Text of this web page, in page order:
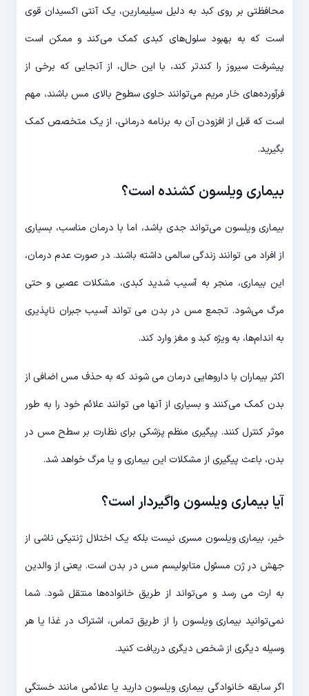
محافظتی بر روی کبد به دلیل سیلیمارین، یک آنتی اکسیدان قوی
است که به بهبود سلول‌های کبدی کمک می‌کند و ممکن است
پیشرفت سیروز را کندتر کند، با این حال، از آنجایی که برخی از
فرآورده‌های خار مریم می‌توانند حاوی سطوح بالای مس باشند، مهم
است که قبل از افزودن آن به برنامه درمانی، از یک متخصص کمک
بگیرید.
بیماری ویلسون کشنده است؟
بیماری ویلسون می‌تواند جدی باشد، اما با درمان مناسب، بسیاری
از افراد می توانند زندگی سالمی داشته باشند. در صورت عدم درمان،
این بیماری، منجر به آسیب شدید کبدی، مشکلات عصبی و حتی
مرگ می‌شود. تجمع مس در بدن می تواند آسیب جبران ناپذیری
به اندام‌ها، به ویژه کبد و مغز وارد کند.
اکثر بیماران با داروهایی درمان می شوند که به حذف مس اضافی از
بدن کمک می‌کنند و بسیاری از آنها می توانند علائم خود را به طور
موثر کنترل کنند. پیگیری منظم پزشکی برای نظارت بر سطح مس در
بدن، باعث پیگیری از مشکلات این بیماری و یا مرگ خواهد شد.
آیا بیماری ویلسون واگیردار است؟
خیر، بیماری ویلسون مسری نیست بلکه یک اختلال ژنتیکی ناشی از
جهش در ژن مسئول متابولیسم مس در بدن است. یعنی از والدین
به ارث می رسد و می‌تواند از طریق خانواده‌ها منتقل شود. شما
نمی‌توانید بیماری ویلسون را از طریق تماس، اشتراک در غذا یا هر
وسیله دیگری از شخص دیگری دریافت کنید.
اگر سابقه خانوادگی بیماری ویلسون دارید یا علائمی مانند خستگی